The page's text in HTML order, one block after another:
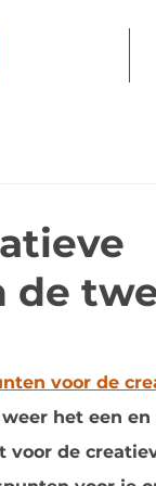
de
voor de
het een en
de